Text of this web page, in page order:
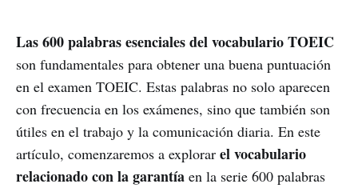
Las 600 palabras esenciales del vocabulario TOEIC
son fundamentales para obtener una buena puntuación
en el examen TOEIC. Estas palabras no solo aparecen
con frecuencia en los exámenes, sino que también son
útiles en el trabajo y la comunicación diaria. En este
artículo, comenzaremos a explorar el vocabulario
relacionado con la garantía en la serie 600 palabras